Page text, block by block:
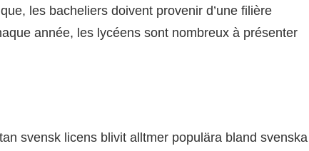
les bacheliers doivent provenir d’une filière
année, les lycéens sont nombreux à présenter
svensk licens blivit alltmer populära bland svenska